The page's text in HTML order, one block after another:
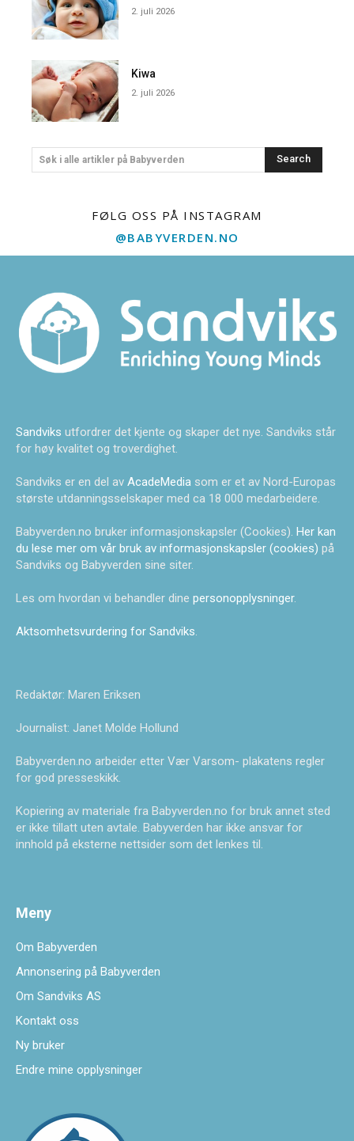
2. juli 2026
Kiwa
2. juli 2026
Søk i alle artikler på Babyverden Search
FØLG OSS PÅ INSTAGRAM
@BABYVERDEN.NO
Sandviks utfordrer det kjente og skaper det nye. Sandviks står
for høy kvalitet og troverdighet.
Sandviks er en del av AcadeMedia som er et av Nord-Europas
største utdanningsselskaper med ca 18 000 medarbeidere.
Babyverden.no bruker informasjonskapsler (Cookies). Her kan
du lese mer om vår bruk av informasjonskapsler (cookies) på
Sandviks og Babyverden sine siter.
Les om hvordan vi behandler dine personopplysninger.
Aktsomhetsvurdering for Sandviks.
Redaktør: Maren Eriksen
Journalist: Janet Molde Hollund
Babyverden.no arbeider etter Vær Varsom- plakatens regler
for god presseskikk.
Kopiering av materiale fra Babyverden.no for bruk annet sted
er ikke tillatt uten avtale. Babyverden har ikke ansvar for
innhold på eksterne nettsider som det lenkes til.
Meny
Om Babyverden
Annonsering på Babyverden
Om Sandviks AS
Kontakt oss
Ny bruker
Endre mine opplysninger